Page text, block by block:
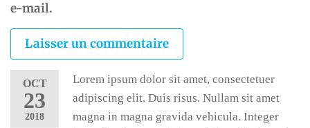
e-mail.
OCT
23
2018
Lorem ipsum dolor sit amet, consectetuer
adipiscing elit. Duis risus. Nullam sit amet
magna in magna gravida vehicula. Integer